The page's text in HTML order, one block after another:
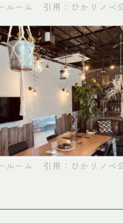
ルーム 引用：ひかリノベ
ルーム 引用：ひかリノベ